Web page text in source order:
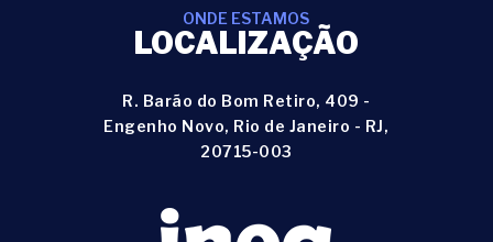
ONDE ESTAMOS
LOCALIZAÇÃO
R. Barão do Bom Retiro, 409 -
Engenho Novo, Rio de Janeiro - RJ,
20715-003